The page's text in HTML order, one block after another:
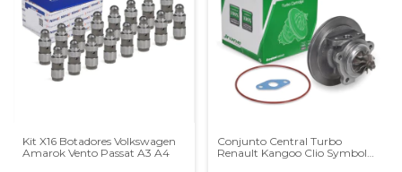
Kit X16 Botadores Volkswagen
Amarok Vento Passat A3 A4
Conjunto Central Turbo
Renault Kangoo Clio Symbol